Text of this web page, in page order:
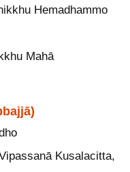
Hemadhammo
Mahā
Kusalacitta,